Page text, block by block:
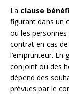
La clause
figurant dans un
ou les
contrat en cas de
l’emprunteur. En
conjoint ou des
dépend des
prévues par le